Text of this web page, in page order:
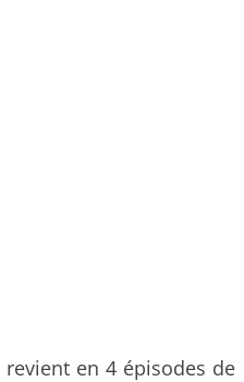
revient en 4 épisodes de